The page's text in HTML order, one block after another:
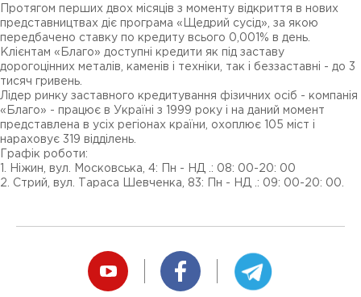
Протягом перших двох місяців з моменту відкриття в нових
представництвах діє програма «Щедрий сусід», за якою
передбачено ставку по кредиту всього 0,001% в день.
Клієнтам «Благо» доступні кредити як під заставу
дорогоцінних металів, каменів і техніки, так і беззаставні - до 3
тисяч гривень.
Лідер ринку заставного кредитування фізичних осіб - компанія
«Благо» - працює в Україні з 1999 року і на даний момент
представлена ​​в усіх регіонах країни, охоплює 105 міст і
нараховує 319 відділень.
Графік роботи:
1. Ніжин, вул. Московська, 4: Пн - НД .: 08: 00-20: 00
2. Стрий, вул. Тараса Шевченка, 83: Пн - НД .: 09: 00-20: 00.